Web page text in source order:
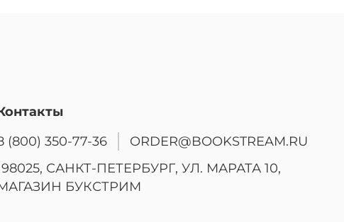
(800) 350-77-36
ORDER@BOOKSTREAM.RU
САНКТ-ПЕТЕРБУРГ, УЛ. МАРАТА 10,
БУКСТРИМ